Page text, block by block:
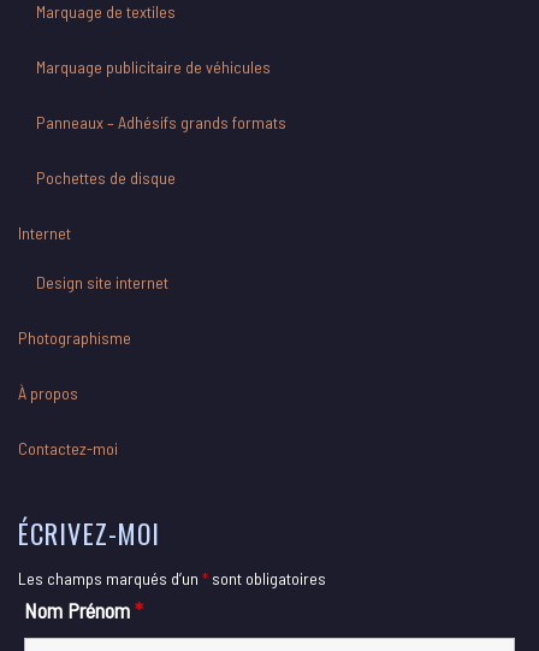
Marquage de textiles
Marquage publicitaire de véhicules
Panneaux – Adhésifs grands formats
Pochettes de disque
Internet
Design site internet
Photographisme
À propos
Contactez-moi
ÉCRIVEZ-MOI
Les champs marqués d’un * sont obligatoires
Nom Prénom*